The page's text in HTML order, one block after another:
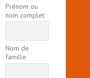
Prénom ou
nom complet
Nom de
famille